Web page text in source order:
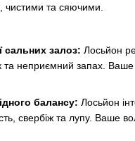
чистими та сяючими.
сальних залоз: Лосьйон
та неприємний запах.
балансу: Лосьйон
свербіж та лупу. Ваше